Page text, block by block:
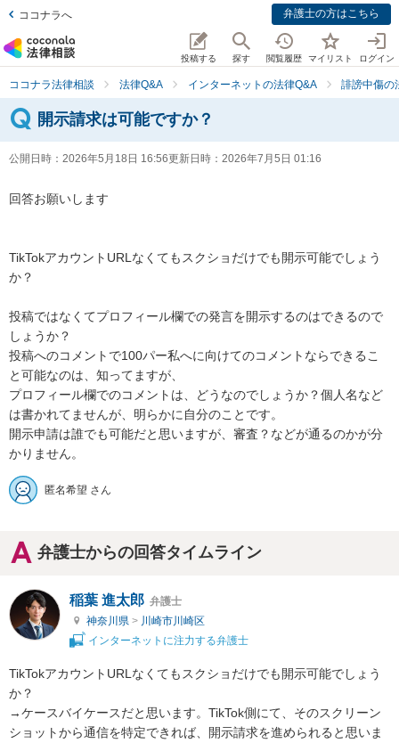
ココナラへ 弁護士の方はこちら
投稿する 探す 閲覧履歴 マイリスト ログイン
ココナラ法律相談 法律Q&A インターネットの法律Q&A 誹謗中傷の
開示請求は可能ですか？
公開日時： 2026年5月18日 16:56更新日時： 2026年7月5日 01:16
回答お願いします
TikTokアカウントURLなくてもスクショだけでも開示可能でしょう
か？
投稿ではなくてプロフィール欄での発言を開示するのはできるので
しょうか？
投稿へのコメントで100パー私へに向けてのコメントならできるこ
と可能なのは、知ってますが、
プロフィール欄でのコメントは、どうなのでしょうか？個人名など
は書かれてませんが、明らかに自分のことです。
開示申請は誰でも可能だと思いますが、審査？などが通るのかが分
かりません。
匿名希望 さん
弁護士からの回答タイムライン
稲葉 進太郎 弁護士
神奈川県 > 川崎市川崎区
インターネットに注力する弁護士
TikTokアカウントURLなくてもスクショだけでも開示可能でしょう
か？
→ケースバイケースだと思います。TikTok側にて、そのスクリーン
ショットから通信を特定できれば、開示請求を進められると思いま